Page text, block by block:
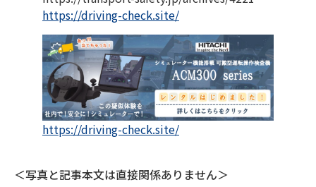
https://driving-check.site/
https://driving-check.site/
＜写真と記事本文は直接関係ありません＞